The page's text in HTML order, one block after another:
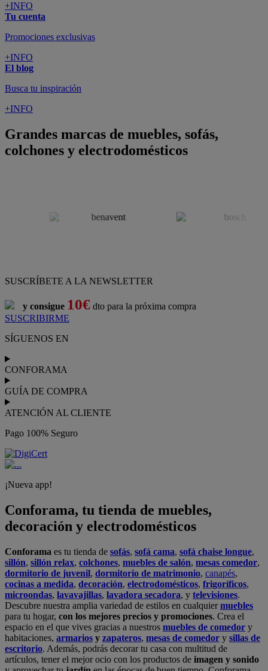
+INFO
Tu cuenta
Promociones exclusivas
+INFO
El blog
Busca tu inspiración
+INFO
Grandes marcas de muebles, sofás,
colchones y electrodomésticos
SUSCRÍBETE A LA NEWSLETTER
y consigue 10€ dto para la próxima compra
SUSCRIBIRME
SÍGUENOS EN
CONFORAMA
GUÍA DE COMPRA
ATENCIÓN AL CLIENTE
Pago 100% Seguro
¡Nueva app!
Conforama, tu tienda de muebles,
decoración y electrodomésticos
Conforama es tu tienda de sofás, sofá cama, sofá chaise longue,
sillón, sillón relax, colchones, muebles de salón, mesas comedor,
dormitorio de juvenil, dormitorio de matrimonio, canapés,
cocinas a medida, decoración, electrodomésticos, frigoríficos,
microondas, lavavajillas, lavadora secadora, y televisiones.
Descubre nuestra amplia variedad de estilos en cualquiermuebles
para tu hogar, con los mejores precios y promociones. Crea el
espacio en el que vives gracias a nuestros muebles de comedor y
habitaciones, armarios y zapateros, mesas de comedor y sillas de
escritorio. Además, podrás decorar tu casa con multitud de
artículos, tener el mejor ocio con los productos de imagen y sonido